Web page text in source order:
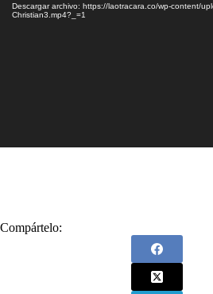
vídeoDescargar archivo: https://laotracara.co/wp-content/
Christian3.mp4?_=1
Compártelo: